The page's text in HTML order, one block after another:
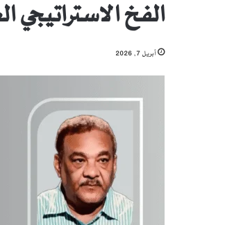
الفخ الاستراتيجي
أبريل 7, 2026